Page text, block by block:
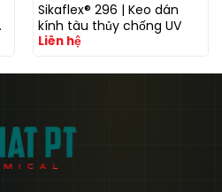
Sikaflex® 296 | Keo dán
kính tàu thủy chống UV
Liên hệ